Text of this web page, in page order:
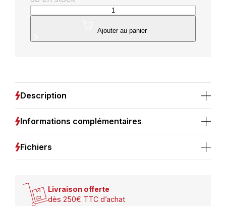
quantité
de
TV
gamme
Karre
Novella
Ajouter au panier
Description
Informations complémentaires
Fichiers
Livraison offerte
dès 250€ TTC d’achat